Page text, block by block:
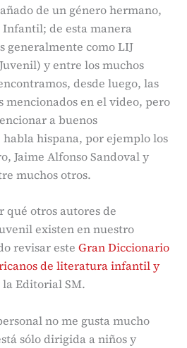
de un género hermano,
de esta manera
generalmente como LIJ
y entre los muchos
desde luego, las
mencionados en el video, pero
a buenos
hispana, por ejemplo los
Jaime Alfonso Sandoval y
muchos otros.
qué otros autores de
existen en nuestro
revisar este Gran Diccionario
de literatura infantil y
Editorial SM.
no me gusta mucho
sólo dirigida a niños y